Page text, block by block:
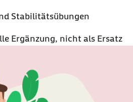
Stabilitätsübungen
Ergänzung, nicht als Ersatz